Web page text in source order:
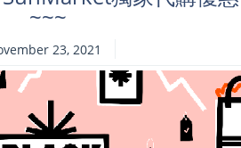
~~~
23, 2021